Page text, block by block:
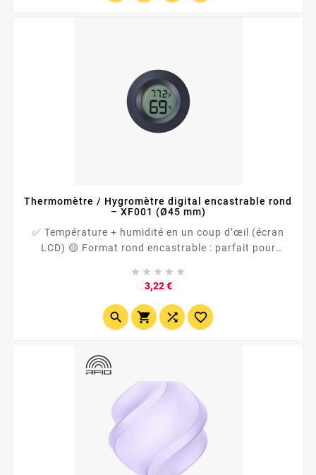
Thermomètre / Hygromètre digital encastrable rond
– XF001 (Ø45 mm)
✅ Température + humidité en un coup d’œil (écran
LCD) 🟡 Format rond encastrable : parfait pour
– épaisseur...
    
3,22 €Prix
   